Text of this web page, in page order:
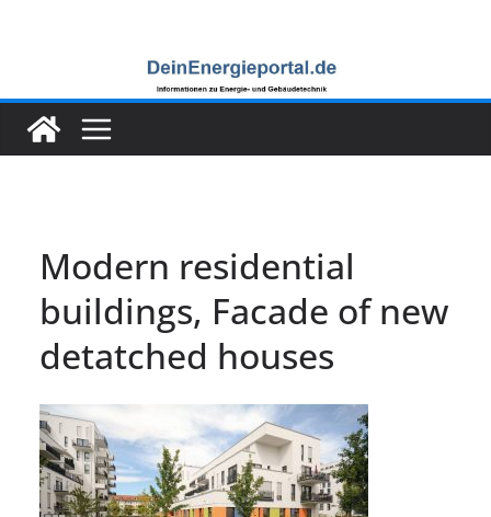
Modern residential
buildings, Facade of new
detatched houses